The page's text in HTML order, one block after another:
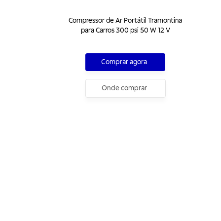
Compressor de Ar Portátil Tramontina
para Carros 300 psi 50 W 12 V
Comprar agora
Onde comprar